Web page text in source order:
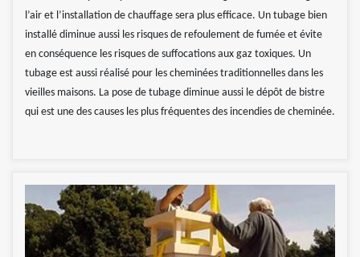
l’air et l’installation de chauffage sera plus efficace. Un tubage bien
installé diminue aussi les risques de refoulement de fumée et évite
en conséquence les risques de suffocations aux gaz toxiques. Un
tubage est aussi réalisé pour les cheminées traditionnelles dans les
vieilles maisons. La pose de tubage diminue aussi le dépôt de bistre
qui est une des causes les plus fréquentes des incendies de cheminée.